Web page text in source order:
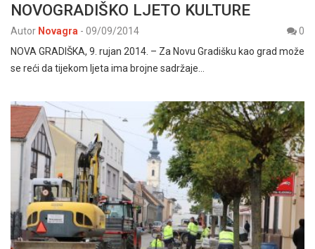
NOVOGRADIŠKO LJETO KULTURE
Autor Novagra - 09/09/2014
0
NOVA GRADIŠKA, 9. rujan 2014. – Za Novu Gradišku kao grad može
se reći da tijekom ljeta ima brojne sadržaje…